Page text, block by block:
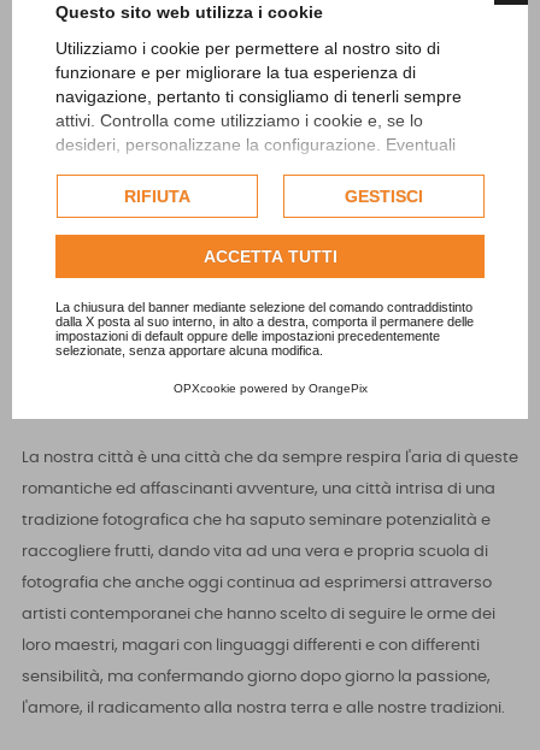
Questo sito web utilizza i cookie
Utilizziamo i cookie per permettere al nostro sito di
funzionare e per migliorare la tua esperienza di
navigazione, pertanto ti consigliamo di tenerli sempre
attivi. Controlla come utilizziamo i cookie e, se lo
desideri, personalizzane la configurazione. Eventuali
esclusivamente previa acquisizione del consenso
dell'utente.
Consulta l'informativa cookie completa.
RIFIUTA GESTISCI
ACCETTA TUTTI
La chiusura del banner mediante selezione del comando contraddistinto
dalla X posta al suo interno, in alto a destra, comporta il permanere delle
impostazioni di default oppure delle impostazioni precedentemente
selezionate, senza apportare alcuna modifica.
OPXcookie powered by OrangePix
Nell'Anno Internazionale delle Montagne, il tema portante di
Photografica è decisamente scontato. Non certo a causa di un
banale appiattimento sugli argomenti che stanno alla base
dell'iniziativa promozionale delle Alpi e delle città alpine, ma in
Qui, sotto la cima nebbiosa del Mucrone, sui rocciosi sentieri del
Mars, tra le valli boscose che portano al Rosso o al Mombarone,
maturarono talenti come quelli di Vittorio Sella o di Mario
Piacenza, uomini che raccontarono al mondo intero la loro
La nostra città è una città che da sempre respira l'aria di queste
romantiche ed affascinanti avventure, una città intrisa di una
tradizione fotografica che ha saputo seminare potenzialità e
raccogliere frutti, dando vita ad una vera e propria scuola di
fotografia che anche oggi continua ad esprimersi attraverso
artisti contemporanei che hanno scelto di seguire le orme dei
loro maestri, magari con linguaggi differenti e con differenti
sensibilità, ma confermando giorno dopo giorno la passione,
l'amore, il radicamento alla nostra terra e alle nostre tradizioni.